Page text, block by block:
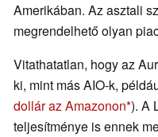
Amerikában. Az asztali
megrendelhető olyan
Vitathatatlan, hogy az
ki, mint más AIO-k,
dollár az Amazonon ). A
teljesítménye is ennek